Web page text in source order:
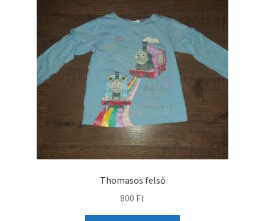
Thomasos felső
800 Ft